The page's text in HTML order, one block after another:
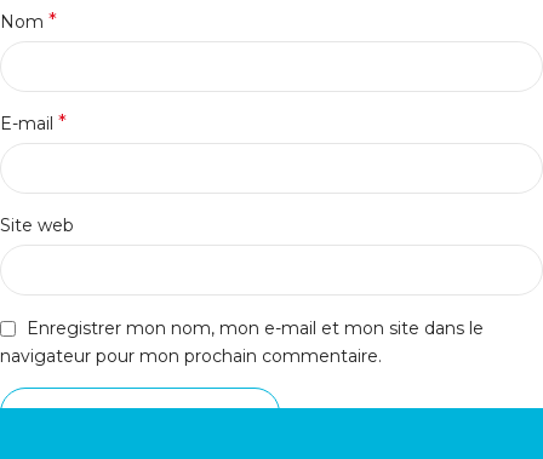
Nom *
E-mail *
Site web
Enregistrer mon nom, mon e-mail et mon site dans le
navigateur pour mon prochain commentaire.